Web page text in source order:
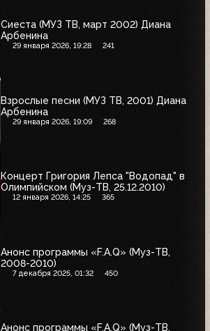
Сиеста (МУЗ ТВ, март 2002) Диана
Арбенина
29 января 2026, 19:28 241
Взрослые песни (МУЗ ТВ, 2001) Диана
Арбенина
29 января 2026, 19:09 268
Концерт Григория Лепса "Водопад" в
Олимпийском (Муз-ТВ, 25.12.2010)
12 января 2026, 14:25 365
Анонс программы «F.A.Q» (Муз-ТВ,
2008-2010)
7 декабря 2025, 01:32 450
Анонс программы «F.A.Q» (Муз-ТВ,